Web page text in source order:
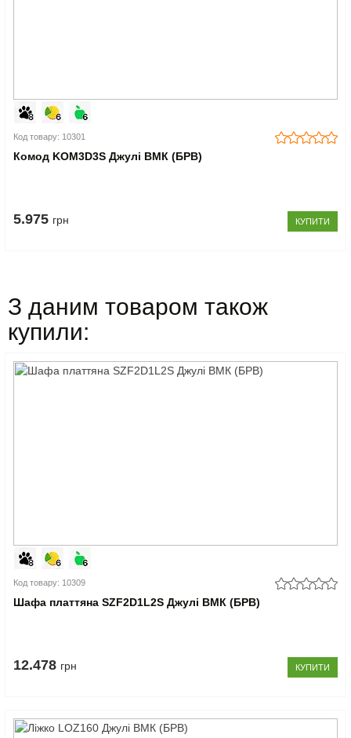
Код товару: 10301
Комод KOM3D3S Джулі ВМК (БРВ)
5.975 грн КУПИТИ
З даним товаром також
купили:
Код товару: 10309
Шафа платтяна SZF2D1L2S Джулі ВМК (БРВ)
12.478 грн КУПИТИ